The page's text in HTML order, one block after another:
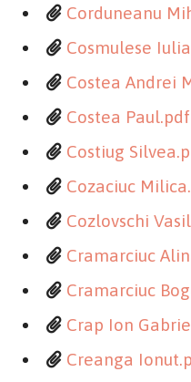
Corduneanu
Cosmulese
Costea Andrei
Costea Paul.pdf
Costiug
Cozaciuc
Cozlovschi
Cramarciuc
Cramarciuc
Crap Ion
Creanga